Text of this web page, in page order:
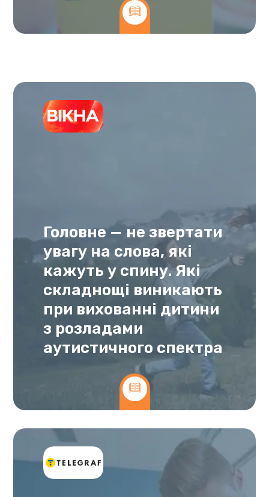
Головне — не звертати
увагу на слова, які
кажуть у спину. Які
складнощі виникають
при вихованні дитини
з розладами
аутистичного спектра